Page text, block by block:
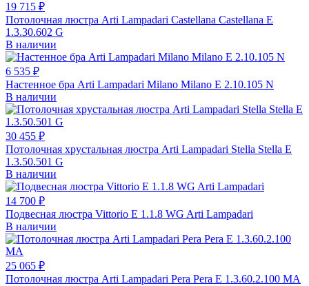
19 715 ₽
Потолочная люстра Arti Lampadari Castellana Castellana E
1.3.30.602 G
В наличии
6 535 ₽
Настенное бра Arti Lampadari Milano Milano E 2.10.105 N
В наличии
30 455 ₽
Потолочная хрустальная люстра Arti Lampadari Stella Stella E
1.3.50.501 G
В наличии
14 700 ₽
Подвесная люстра Vittorio E 1.1.8 WG Arti Lampadari
В наличии
25 065 ₽
Потолочная люстра Arti Lampadari Pera Pera E 1.3.60.2.100 MA